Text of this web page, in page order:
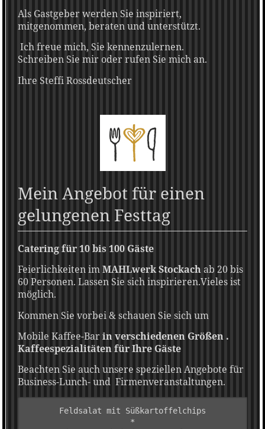
Als Gastgeber werden Sie inspiriert,
mitgenommen, beraten und unterstützt.
Ich freue mich, Sie kennenzulernen.
Schreiben Sie mir oder rufen Sie mich an.
Ihre Steffi Rossdeutscher
Mein Angebot für einen
gelungenen Festtag
Catering für 10 bis 100 Gäste
Feierlichkeiten imMAHLwerk Stockachab 20 bis
60 Personen. Lassen Sie sich inspirieren.Vieles ist
möglich.
Kommen Sie vorbei & schauen Sie sich um
Mobile Kaffee-Barin verschiedenen Größen .
Kaffeespezialitäten für Ihre Gäste
Beachten Sie auch unsere speziellen Angebote für
Business-Lunch- und Firmenveranstaltungen.
Feldsalat mit Süßkartoffelchips
*